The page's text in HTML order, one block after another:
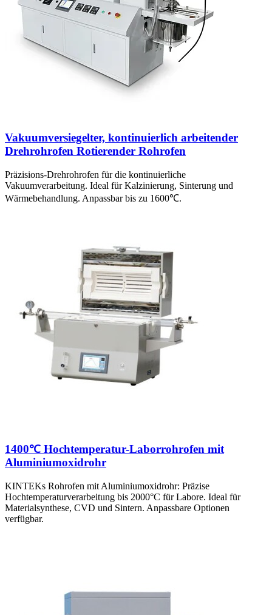
Vakuumversiegelter, kontinuierlich arbeitender
Drehrohrofen Rotierender Rohrofen
Präzisions-Drehrohrofen für die kontinuierliche
Vakuumverarbeitung. Ideal für Kalzinierung, Sinterung und
Wärmebehandlung. Anpassbar bis zu 1600℃.
1400℃ Hochtemperatur-Laborrohrofen mit
Aluminiumoxidrohr
KINTEKs Rohrofen mit Aluminiumoxidrohr: Präzise
Hochtemperaturverarbeitung bis 2000°C für Labore. Ideal für
Materialsynthese, CVD und Sintern. Anpassbare Optionen
verfügbar.